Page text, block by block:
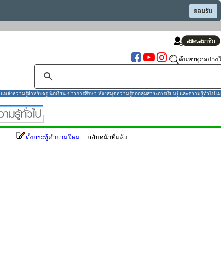
ยอมรับ
ค้นหาทุกอย่าง
หล่งความรู้สำหรับครู นักเรียน ข่าวการศึกษา ห้องสมุดความรู้ทุกกลุ่มสาระการเรียนรู้ และความรู้ทั่วไป เ
ตั้งกระทู้คำถามใหม่ กลับหน้าที่แล้ว